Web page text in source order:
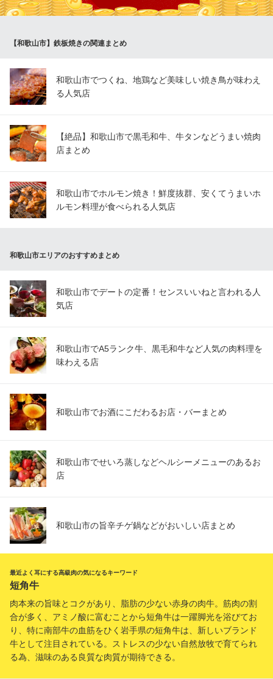
ＪＲ紀勢本線紀和駅 徒歩7分
【和歌山市】鉄板焼きの関連まとめ
和歌山市でつくね、地鶏など美味しい焼き鳥が味わえ
る人気店
【絶品】和歌山市で黒毛和牛、牛タンなどうまい焼肉
店まとめ
和歌山市でホルモン焼き！鮮度抜群、安くてうまいホ
ルモン料理が食べられる人気店
和歌山市エリアのおすすめまとめ
和歌山市でデートの定番！センスいいねと言われる人
気店
和歌山市でA5ランク牛、黒毛和牛など人気の肉料理を
味わえる店
和歌山市でお酒にこだわるお店・バーまとめ
和歌山市でせいろ蒸しなどヘルシーメニューのあるお
店
和歌山市の旨辛チゲ鍋などがおいしい店まとめ
最近よく耳にする高級肉の気になるキーワード
短角牛
肉本来の旨味とコクがあり、脂肪の少ない赤身の肉牛。筋肉の割
合が多く、アミノ酸に富むことから短角牛は一躍脚光を浴びてお
り、特に南部牛の血筋をひく岩手県の短角牛は、新しいブランド
牛として注目されている。ストレスの少ない自然放牧で育てられ
る為、滋味のある良質な肉質が期待できる。